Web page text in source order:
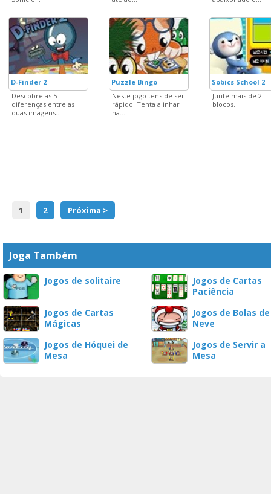
D-Finder 2
Descobre as 5
diferenças entre as
duas imagens...
Puzzle Bingo
Neste jogo tens de ser
rápido. Tenta alinhar
na...
Sobics School 2
Junte mais de 2
blocos.
1 2 Próxima >
Joga Também
Jogos de solitaire
Jogos de Cartas
Paciência
Jogos de Cartas
Mágicas
Jogos de Bolas de
Neve
Jogos de Hóquei de
Mesa
Jogos de Servir a
Mesa